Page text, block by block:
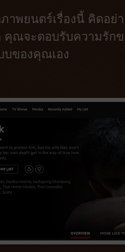
าพยนตร์เรื่องนี้ คิดอย่
ณจะตอบรับความรักข
บของคุณเอง